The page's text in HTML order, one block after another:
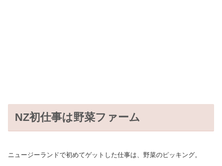
NZ初仕事は野菜ファーム
ニュージーランドで初めてゲットした仕事は、野菜のピッキング。